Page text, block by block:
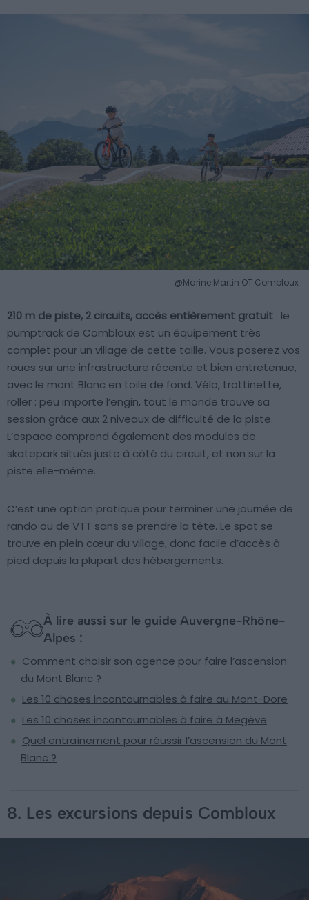
@Marine Martin OT Combloux
210 m de piste, 2 circuits, accès entièrement gratuit : le
pumptrack de Combloux est un équipement très
complet pour un village de cette taille. Vous poserez vos
roues sur une infrastructure récente et bien entretenue,
avec le mont Blanc en toile de fond. Vélo, trottinette,
roller : peu importe l’engin, tout le monde trouve sa
session grâce aux 2 niveaux de difficulté de la piste.
L’espace comprend également des modules de
skatepark situés juste à côté du circuit, et non sur la
piste elle-même.
C’est une option pratique pour terminer une journée de
rando ou de VTT sans se prendre la tête. Le spot se
trouve en plein cœur du village, donc facile d’accès à
pied depuis la plupart des hébergements.
À lire aussi sur le guide Auvergne-Rhône-
Alpes :
Comment choisir son agence pour faire l’ascension
du Mont Blanc ?
Les 10 choses incontournables à faire au Mont-Dore
Les 10 choses incontournables à faire à Megève
Quel entraînement pour réussir l’ascension du Mont
Blanc ?
8. Les excursions depuis Combloux